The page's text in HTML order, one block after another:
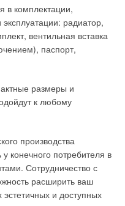
в комплектации,
радиатор,
вентильная вставка
паспорт,
размеры и
к любому
производства
конечного потребителя в
Сотрудничество с
расширить ваш
и доступных
технологию на
организациями всё
экономию компании
», резиденту ОЭЗ. На
подходе и
конкурентоспособней —
рубежом, куда
насосы «воздух–
но дороже газового
для применения
офисное или
и газового котла
положения объекта
определяющими при
Simulation Tool. Lawrence
ver. 8.6 documentation. U.S.